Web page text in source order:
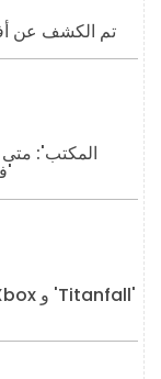
تم الكشف عن
فيشر وجون كراسنسكي على سموش 'دانديز'